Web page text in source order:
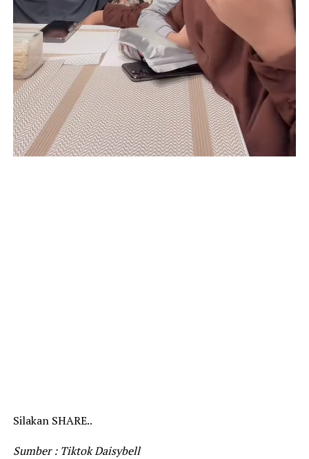
Silakan SHARE..
Sumber : Tiktok Daisybell